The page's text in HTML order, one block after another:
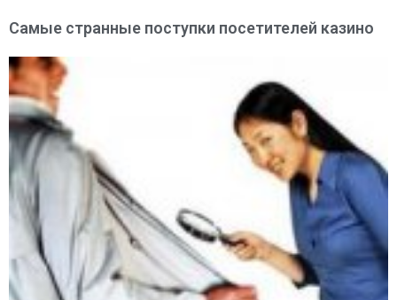
Самые странные поступки посетителей казино